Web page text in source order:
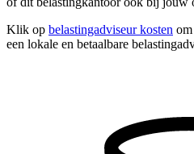
Klik op belastingadviseur kosten
een lokale en betaalbare